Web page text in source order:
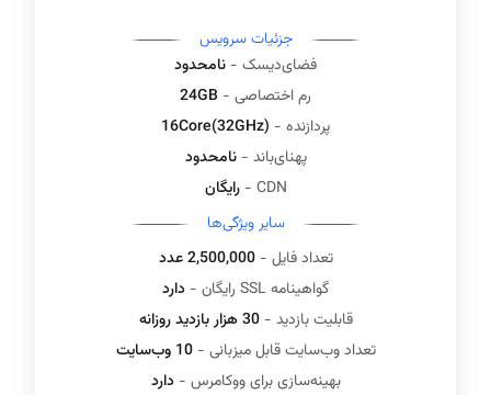
جزئیات سرویس‌
فضای‌دیسک - نامحدود
رم اختصاصی -
پردازنده -
پهنای‌باند - نامحدود
CDN -
رایگان
سایر ویژگی‌ها
تعداد فایل - 2,500,000 عدد
گواهینامه SSL رایگان -
دارد
قابلیت بازدید - 30 هزار بازدید روزانه
تعداد وب‌سایت قابل میزبانی - 10 وب‌سایت
بهینه‌سازی برای ووکامرس - دارد